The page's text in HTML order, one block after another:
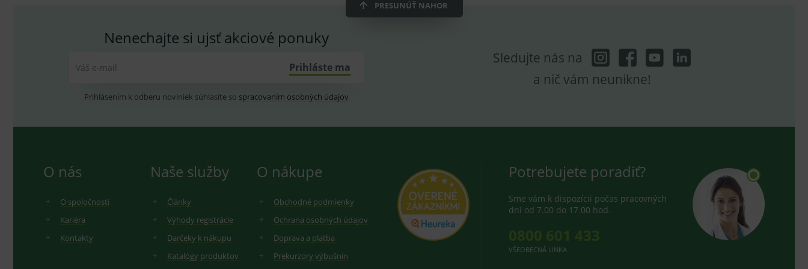
PRESUNÚŤ NAHOR
Nenechajte si ujsť akciové ponuky
Váš e-mail Prihláste ma
Prihlásením k odberu noviniek súhlasíte so spracovaním osobných údajov
Sledujte nás na
a nič vám neunikne!
O nás
O spoločnosti
Kariéra
Kontakty
Naše služby
Články
Výhody registrácie
Darčeky k nákupu
Katalógy produktov
O nákupe
Obchodné podmienky
Ochrana osobných údajov
Doprava a platba
Prekurzory výbušnín
Potrebujete poradiť?
Sme vám k dispozícii počas pracovných
dní od 7.00 do 17.00 hod.
VŠEOBECNÁ LINKA